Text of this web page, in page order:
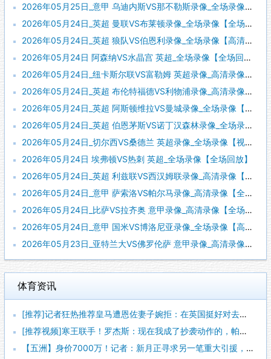
2026年05月25日_意甲 乌迪内斯VS那不勒斯录像_全场录像【全场回放】
2026年05月24日_英超 曼联VS布莱顿录像_全场录像【全场回放】
2026年05月24日_英超 狼队VS伯恩利录像_全场录像【高清回放】
2026年05月24日 阿森纳VS水晶宫 英超_全场录像【全场回放】
2026年05月24日_纽卡斯尔联VS富勒姆 英超录像_高清录像【全场回放】
2026年05月24日_英超 布伦特福德VS利物浦录像_高清录像【全场回放】
2026年05月24日_英超 阿斯顿维拉VS曼城录像_全场录像【全场回放】
2026年05月24日_英超 伯恩茅斯VS诺丁汉森林录像_全场录像【视频集锦】
2026年05月24日_切尔西VS桑德兰 英超录像_全场录像【视频集锦】
2026年05月24日 埃弗顿VS热刺 英超_全场录像【全场回放】
2026年05月24日_英超 利兹联VS西汉姆联录像_高清录像【全场回放】
2026年05月24日_意甲 萨索洛VS帕尔马录像_高清录像【全场回放】
2026年05月24日_比萨VS拉齐奥 意甲录像_高清录像【全场回放】
2026年05月24日_意甲 国米VS博洛尼亚录像_全场录像【高清回放】
2026年05月23日_亚特兰大VS佛罗伦萨 意甲录像_高清录像【全场回放】
体育资讯
[推荐]记者狂热推荐皇马遭恩佐妻子婉拒：在英国挺好对去哪无所
[推荐视频]寒王联手！罗杰斯：现在我成了抄袭动作的，帕尔默有
【五洲】身价7000万！记者：新月正寻求另一笔重大引援，梦想